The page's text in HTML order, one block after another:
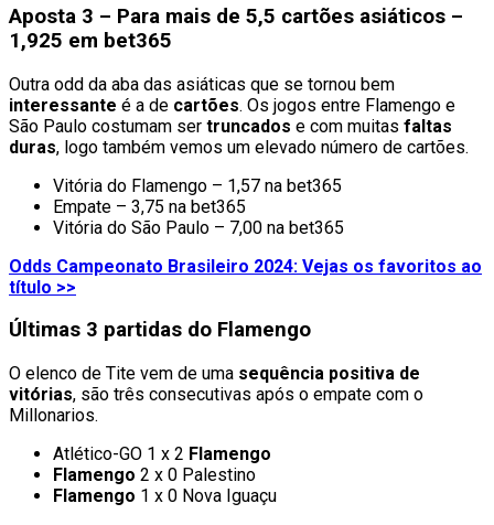
Aposta 3 – Para mais de 5,5 cartões asiáticos –
1,925 em bet365
Outra odd da aba das asiáticas que se tornou bem
interessante é a de cartões. Os jogos entre Flamengo e
São Paulo costumam ser truncados e com muitas faltas
duras, logo também vemos um elevado número de cartões.
Vitória do Flamengo – 1,57 na bet365
Empate – 3,75 na bet365
Vitória do São Paulo – 7,00 na bet365
Odds Campeonato Brasileiro 2024: Vejas os favoritos ao
título >>
Últimas 3 partidas do Flamengo
O elenco de Tite vem de uma sequência positiva de
vitórias, são três consecutivas após o empate com o
Millonarios.
Atlético-GO 1 x 2 Flamengo
Flamengo 2 x 0 Palestino
Flamengo 1 x 0 Nova Iguaçu